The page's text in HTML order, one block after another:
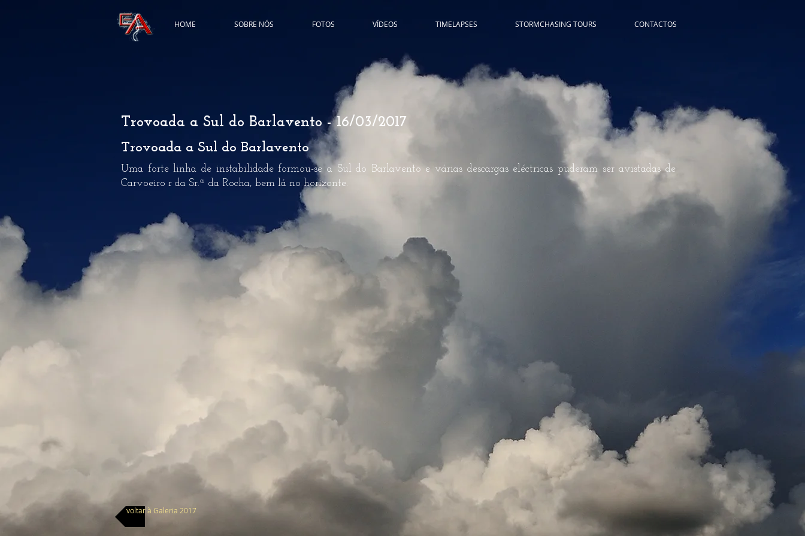
HOME SOBRE NÓS FOTOS VÍDEOS TIMELAPSES STORMCHASING TOURS CONTACTOS
Trovoada a Sul do Barlavento - 16/03/2017
Trovoada a Sul do Barlavento
Uma forte linha de instabilidade formou-se a Sul do Barlavento e várias descargas eléctricas puderam ser avistadas de
Carvoeiro r da Sr.ª da Rocha, bem lá no horizonte.
voltar à Galeria 2017